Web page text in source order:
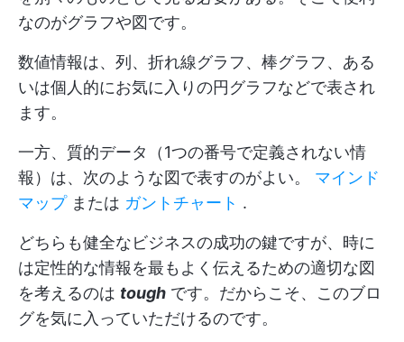
なのがグラフや図です。
数値情報は、列、折れ線グラフ、棒グラフ、ある
いは個人的にお気に入りの円グラフなどで表され
ます。
一方、質的データ（1つの番号で定義されない情
報）は、次のような図で表すのがよい。 マインド
マップまたは ガントチャート .
どちらも健全なビジネスの成功の鍵ですが、時に
は定性的な情報を最もよく伝えるための適切な図
を考えるのは tough です。だからこそ、このブロ
グを気に入っていただけるのです。